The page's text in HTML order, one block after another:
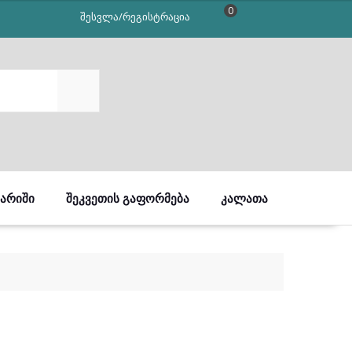
შესვლა/რეგისტრაცია 0
ᲨᲔᲙᲕᲔᲗᲘᲡ ᲒᲐᲤᲝᲠᲛᲔᲑᲐ ᲙᲐᲚᲐᲗᲐ